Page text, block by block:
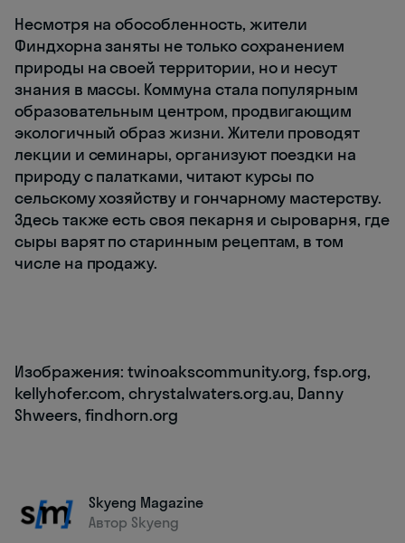
Несмотря на обособленность, жители
Финдхорна заняты не только сохранением
природы на своей территории, но и несут
знания в массы. Коммуна стала популярным
образовательным центром, продвигающим
экологичный образ жизни. Жители проводят
лекции и семинары, организуют поездки на
природу с палатками, читают курсы по
сельскому хозяйству и гончарному мастерству.
Здесь также есть своя пекарня и сыроварня, где
сыры варят по старинным рецептам, в том
числе на продажу.
Изображения: twinoakscommunity.org, fsp.org,
kellyhofer.com, chrystalwaters.org.au, Danny
Shweers, findhorn.org
Skyeng Magazine
Автор Skyeng